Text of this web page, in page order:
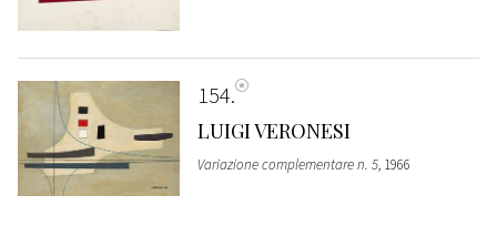
154
LUIGI VERONESI
Variazione complementare n. 5, 1966